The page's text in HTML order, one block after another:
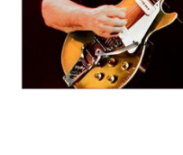
Скидки
Сотрудничество